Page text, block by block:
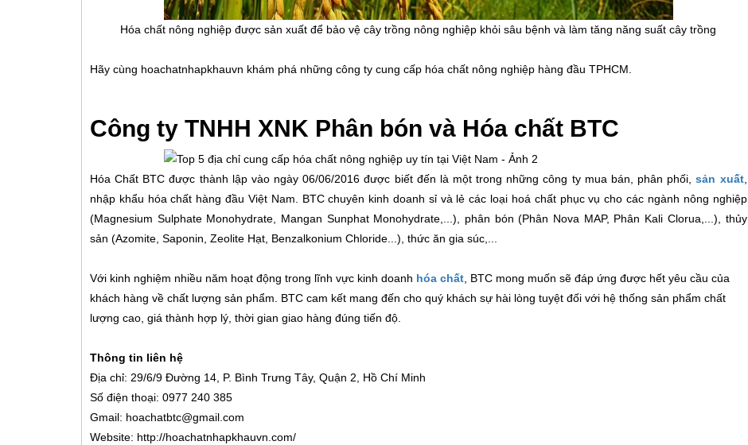
Hóa chất nông nghiệp được sản xuất để bảo vệ cây trồng nông nghiệp khỏi sâu bệnh và làm tăng năng suất cây trồng
Hãy cùng hoachatnhapkhauvn khám phá những công ty cung cấp hóa chất nông nghiệp hàng đầu TPHCM.
Công ty TNHH XNK Phân bón và Hóa chất BTC
Hóa Chất BTC được thành lập vào ngày 06/06/2016 được biết đến là một trong những công ty mua bán, phân phối,sản xuất,
nhập khẩu hóa chất hàng đầu Việt Nam. BTC chuyên kinh doanh sỉ và lẻ các loại hoá chất phục vụ cho các ngành nông nghiệp
(Magnesium Sulphate Monohydrate, Mangan Sunphat Monohydrate,...), phân bón (Phân Nova MAP, Phân Kali Clorua,...), thủy
sản (Azomite, Saponin, Zeolite Hạt, Benzalkonium Chloride...), thức ăn gia súc,...
Với kinh nghiệm nhiều năm hoạt động trong lĩnh vực kinh doanh hóa chất , BTC mong muốn sẽ đáp ứng được hết yêu cầu của
khách hàng về chất lượng sản phẩm. BTC cam kết mang đến cho quý khách sự hài lòng tuyệt đối với hệ thống sản phẩm chất
lượng cao, giá thành hợp lý, thời gian giao hàng đúng tiến độ.
Thông tin liên hệ
Địa chỉ: 29/6/9 Đường 14, P. Bình Trưng Tây, Quận 2, Hồ Chí Minh
Số điện thoại: 0977 240 385
Gmail: hoachatbtc@gmail.com
Website: http://hoachatnhapkhauvn.com/